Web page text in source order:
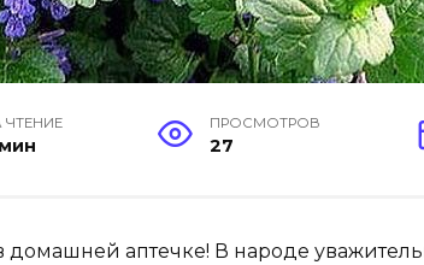
ЧТЕНИЕ ПРОСМОТРОВ
27
домашней аптечке! В народе